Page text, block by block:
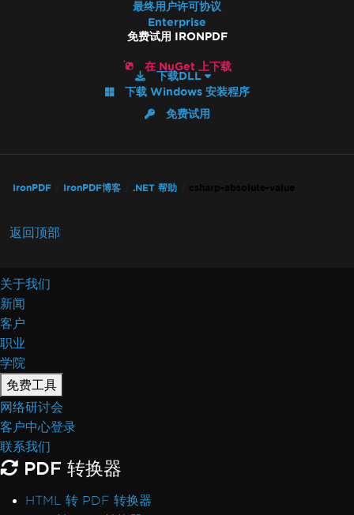
最终用户许可协议
Enterprise
免费试用 IRONPDF
在 NuGet 上下载
下载DLL
下载 Windows 安装程序
免费试用
IronPDF IronPDF博客 .NET 帮助 csharp-absolute-value
返回顶部
关于我们
新闻
客户
职业
学院
免费工具
网络研讨会
客户中心登录
联系我们
PDF 转换器
HTML 转 PDF 转换器